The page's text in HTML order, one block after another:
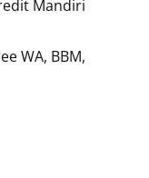
Mandiri
WA, BBM,